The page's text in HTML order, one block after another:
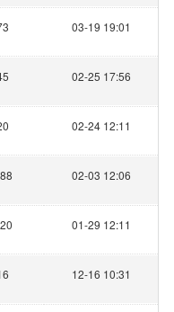
03-19 19:01
02-25 17:56
02-24 12:11
02-03 12:06
01-29 12:11
12-16 10:31